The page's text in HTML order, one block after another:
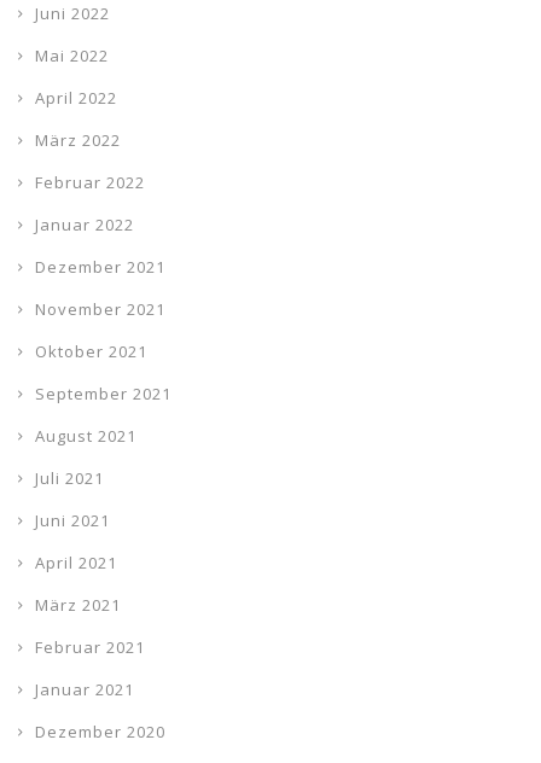
Juni 2022
Mai 2022
April 2022
März 2022
Februar 2022
Januar 2022
Dezember 2021
November 2021
Oktober 2021
September 2021
August 2021
Juli 2021
Juni 2021
April 2021
März 2021
Februar 2021
Januar 2021
Dezember 2020